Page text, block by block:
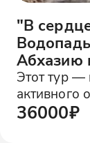
"В
Абхазию
Этот тур —
активного
36000₽